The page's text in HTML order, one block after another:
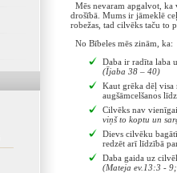
Mēs nevaram apgalvot, ka
drošībā. Mums ir jāmeklē
robežas, tad cilvēks taču to
No Bībeles mēs zinām, ka:
Daba ir radīta laba
(Ījaba 38 – 40)
Kaut grēka dēļ visa
augšāmcelšanos
Cilvēks nav
viņš to koptu un
Dievs cilvēku
redzēt arī līdzībā
Daba gaida uz
(Mateja ev.13:3 -